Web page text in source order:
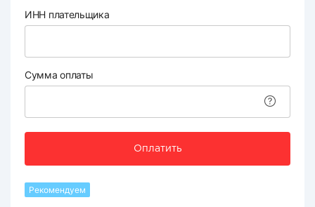
ИНН плательщика
Сумма оплаты
Оплатить
Рекомендуем